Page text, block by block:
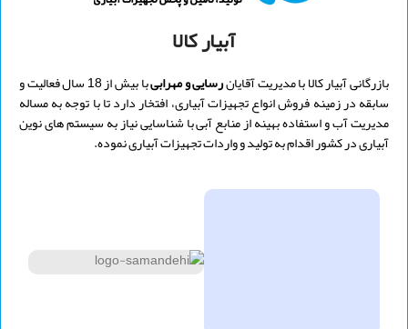
آبیار کالا
بازرگانی آبیار کالا با مدیریتآقایانرسایی ومهرابی با بیش از 18 سال فعالیت و
سابقه در زمینه فروش انواع تجهیزات آبیاری، افتخار دارد تا با توجه به مساله
مدیریت آب و استفاده بهینه از منابع آبی با شناسایی نیاز به سیستم های نوین
آبیاری در کشور اقدام به تولید و واردات تجهیزات آبیاری نموده.